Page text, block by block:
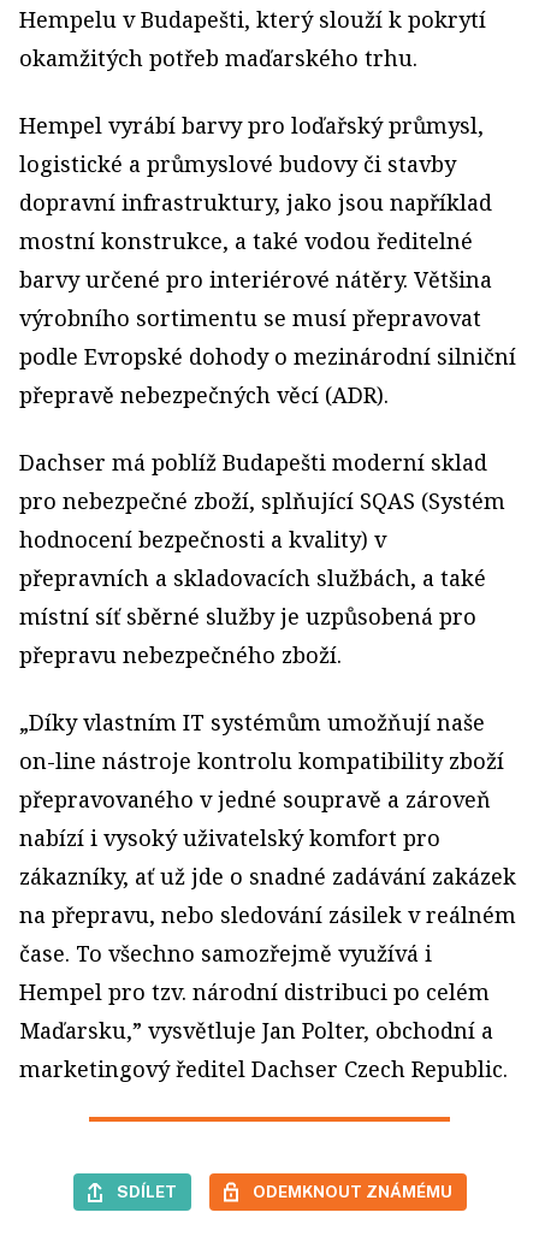
Hempelu v Budapešti, který slouží k pokrytí
okamžitých potřeb maďarského trhu.
Hempel vyrábí barvy pro loďařský průmysl,
logistické a průmyslové budovy či stavby
dopravní infrastruktury, jako jsou například
mostní konstrukce, a také vodou ředitelné
barvy určené pro interiérové nátěry. Většina
výrobního sortimentu se musí přepravovat
podle Evropské dohody o mezinárodní silniční
přepravě nebezpečných věcí (ADR).
Dachser má poblíž Budapešti moderní sklad
pro nebezpečné zboží, splňující SQAS (Systém
hodnocení bezpečnosti a kvality) v
přepravních a skladovacích službách, a také
místní síť sběrné služby je uzpůsobená pro
přepravu nebezpečného zboží.
„Díky vlastním IT systémům umožňují naše
on-line nástroje kontrolu kompatibility zboží
přepravovaného v jedné soupravě a zároveň
nabízí i vysoký uživatelský komfort pro
zákazníky, ať už jde o snadné zadávání zakázek
na přepravu, nebo sledování zásilek v reálném
čase. To všechno samozřejmě využívá i
Hempel pro tzv. národní distribuci po celém
Maďarsku,” vysvětluje Jan Polter, obchodní a
marketingový ředitel Dachser Czech Republic.
SDÍLET ODEMKNOUT ZNÁMÉMU